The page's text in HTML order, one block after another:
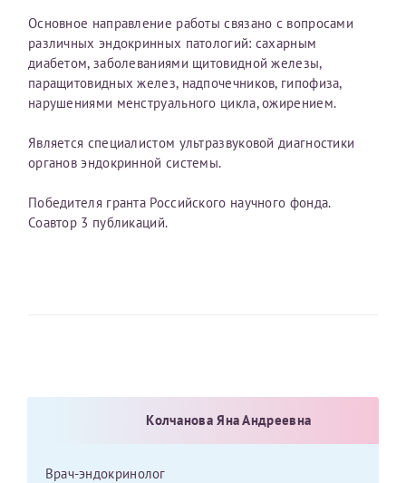
Основное направление работы связано с вопросами
различных эндокринных патологий: сахарным
диабетом, заболеваниями щитовидной железы,
паращитовидных желез, надпочечников, гипофиза,
нарушениями менструального цикла, ожирением.
Является специалистом ультразвуковой диагностики
органов эндокринной системы.
Победителя гранта Российского научного фонда.
Соавтор 3 публикаций.
Колчанова Яна Андреевна
Врач-эндокринолог
вопросы, повторять какую-либо информацию,
разжевывать ее таким образом, чтобы клиент смог
разобраться. Очень рекомендую такого бережного и
внимательного врача-эндокринолога как Колчанова
Яна Андреевна.
Колчанова Яна Андреевна
11 июня 2025
конфиденциальности
Я подтверждаю свое согласие на передачу указанной мной
информации в электронной форме (в том числе персональных
данных) по открытым каналам связи сети Интернет.